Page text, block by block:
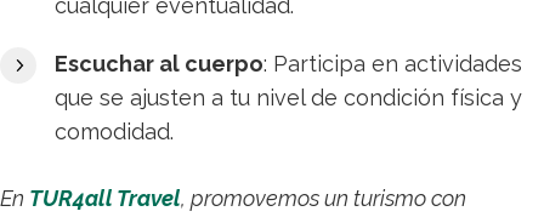
cualquier eventualidad.​
Escuchar al cuerpo: Participa en actividades
que se ajusten a tu nivel de condición física y
comodidad.​
En TUR4all Travel, promovemos un turismo con